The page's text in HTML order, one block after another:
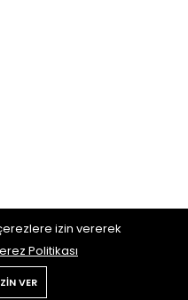
izin vererek
Politikası
VER